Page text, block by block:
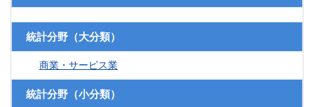
統計分野（大分類）
商業・サービス業
統計分野（小分類）